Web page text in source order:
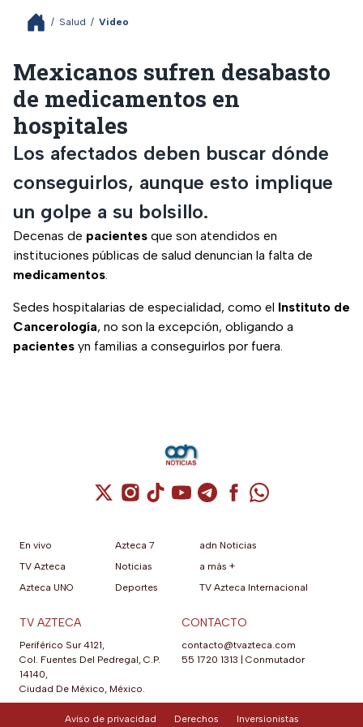
/ Salud / Video
Mexicanos sufren desabasto
de medicamentos en
hospitales
Los afectados deben buscar dónde
conseguirlos, aunque esto implique
un golpe a su bolsillo.
Decenas de pacientes que son atendidos en
instituciones públicas de salud denuncian la falta de
medicamentos.
Sedes hospitalarias de especialidad, como el Instituto de
Cancerología, no son la excepción, obligando a
pacientes yn familias a conseguirlos por fuera.
Cuenta de X / Twitter (se abre en una
Cuenta de Instagram (se abre en una
Cuenta de TikTok (se abre en
Cuenta de YouTube (se abre
Cuenta de Telegram (se
Cuenta de
Cuenta de
En vivo
TV Azteca
Azteca UNO
Azteca 7
Noticias
Deportes
adn Noticias
a más +
TV Azteca Internacional
TV AZTECA
Periférico Sur 4121,
Col. Fuentes Del Pedregal, C.P.
14140,
Ciudad De México, México.
CONTACTO
contacto@tvazteca.com
55 1720 1313 | Conmutador
Aviso de privacidad Derechos Inversionistas